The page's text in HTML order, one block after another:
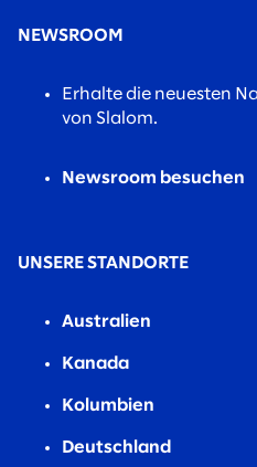
NEWSROOM
Erhalte die neuesten
von Slalom.
Newsroom besuchen
UNSERE STANDORTE
Australien
Kanada
Kolumbien
Deutschland